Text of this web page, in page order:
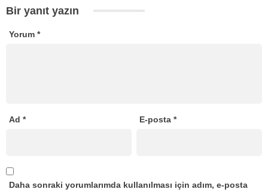
Bir yanıt yazın
Yorum *
Ad * E-posta*
Daha sonraki yorumlarımda kullanılması için adım, e-posta